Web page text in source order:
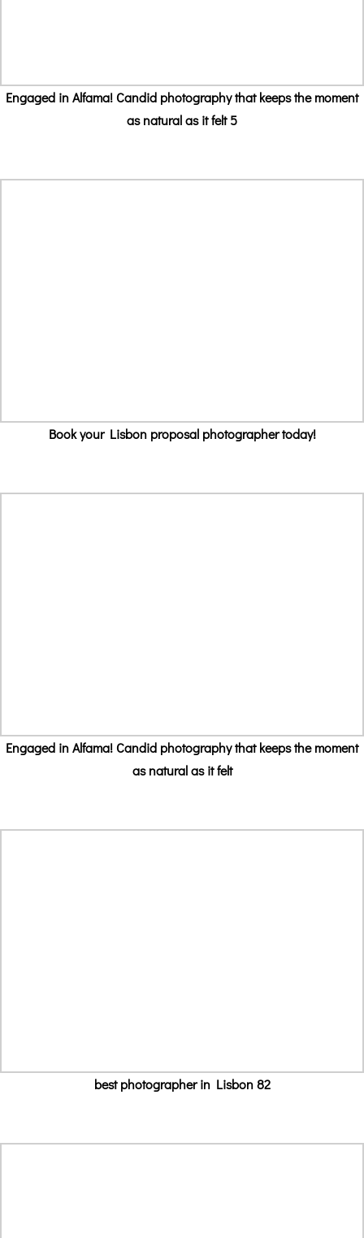
Engaged in Alfama! Candid photography that keeps the moment
as natural as it felt 5
Book your Lisbon proposal photographer today!
Engaged in Alfama! Candid photography that keeps the moment
as natural as it felt
best photographer in Lisbon 82